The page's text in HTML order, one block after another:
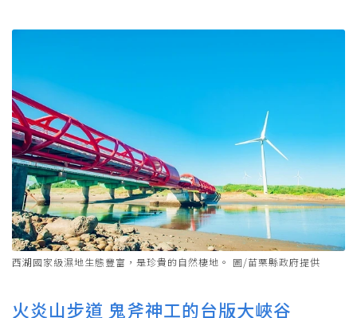
西湖國家級濕地生態豐富，是珍貴的自然棲地。 圖/苗栗縣政府提供
火炎山步道 鬼斧神工的台版大峽谷